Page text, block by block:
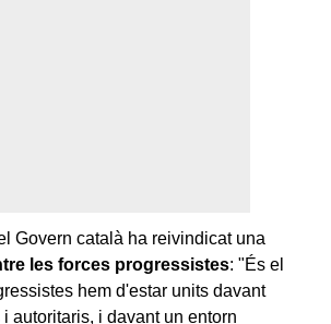
Govern català ha reivindicat una
les forces progressistes: "És el
hem d'estar units davant
autoritaris, i davant un entorn